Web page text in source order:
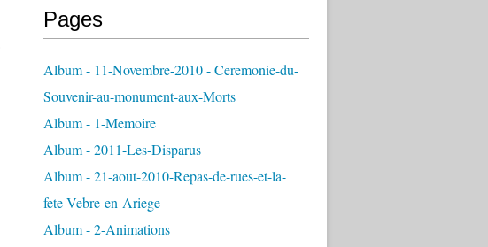
Pages
Album - 11-Novembre-2010 - Ceremonie-du-
Souvenir-au-monument-aux-Morts
Album - 1-Memoire
Album - 2011-Les-Disparus
Album - 21-aout-2010-Repas-de-rues-et-la-
fete-Vebre-en-Ariege
Album - 2-Animations